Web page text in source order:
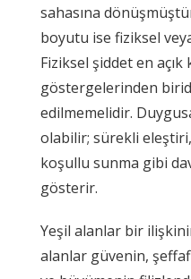
sahasına
boyutu ise fiziksel
Fiziksel şiddet en açık
göstergelerinden
edilmemelidir.
olabilir; sürekli
koşullu sunma gibi
gösterir.
Yeşil alanlar bir
alanlar güvenin,